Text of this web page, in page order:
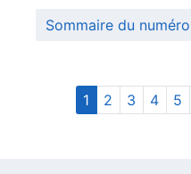
Sommaire du numéro
1 2 3 4 5